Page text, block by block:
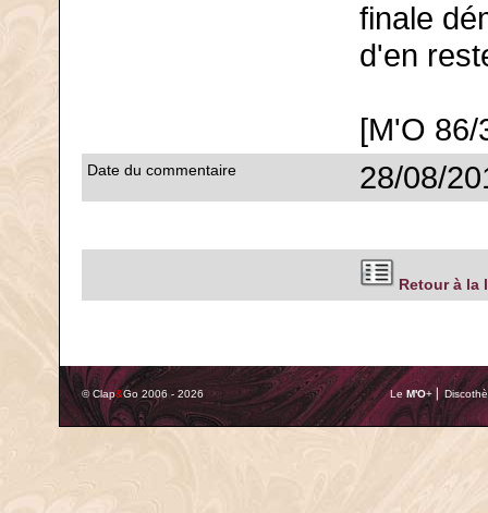
finale
d'en
[M'O 86/
Date du commentaire 28/08/
Retour à la
© Clap&Go 2006 - 2026 Le M'O+ ⎢